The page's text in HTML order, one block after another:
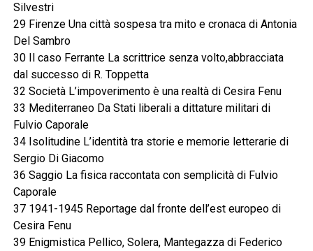
Silvestri
29 Firenze Una città sospesa tra mito e cronaca di Antonia
Del Sambro
30 Il caso Ferrante La scrittrice senza volto,abbracciata
dal successo di R. Toppetta
32 Società L’impoverimento è una realtà di Cesira Fenu
33 Mediterraneo Da Stati liberali a dittature militari di
Fulvio Caporale
34 Isolitudine L’identità tra storie e memorie letterarie di
Sergio Di Giacomo
36 Saggio La fisica raccontata con semplicità di Fulvio
Caporale
37 1941-1945 Reportage dal fronte dell’est europeo di
Cesira Fenu
39 Enigmistica Pellico, Solera, Mantegazza di Federico